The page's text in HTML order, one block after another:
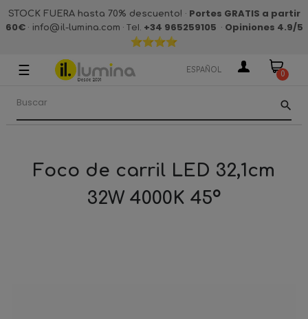
STOCK FUERA hasta 70% descuento! · Portes GRATIS a partir
60€· info@il-lumina.com · Tel. +34 965259105 · Opiniones 4.9/5
Navegación
palanca
☰ ESPAÑOL 0
search
Foco de carril LED 32,1cm
32W 4000K 45º